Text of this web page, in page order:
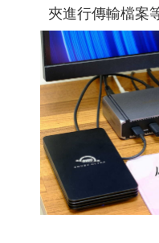
夾進行傳輸檔案